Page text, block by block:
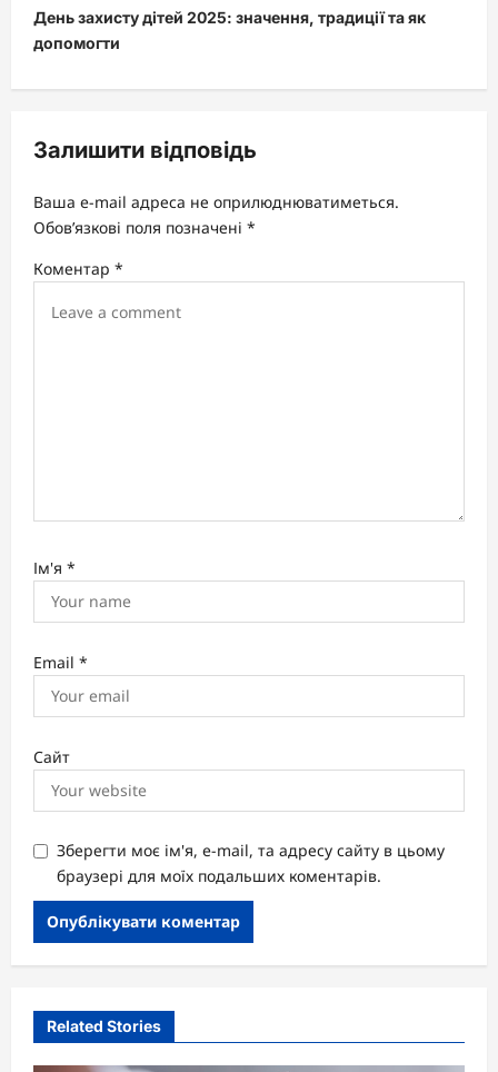
t
n
a
i
a
i
День захисту дітей 2025: значення, традиції та як
допомогти
Залишити відповідь
Ваша e-mail адреса не оприлюднюватиметься.
Обов’язкові поля позначені *
Коментар *
Ім'я *
Email *
Сайт
Зберегти моє ім'я, e-mail, та адресу сайту в цьому
браузері для моїх подальших коментарів.
Related Stories